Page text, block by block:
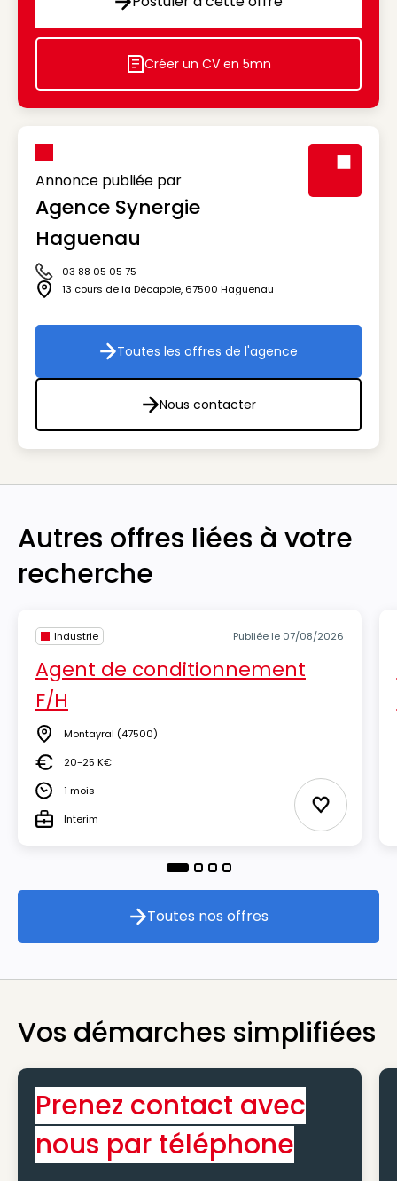
Postuler à cette offre
Icon decorative
Créer un CV en 5mn
Annonce publiée par
Agence Synergie
Haguenau
Icône téléphone
03 88 05 05 75
Icône adresse
13 cours de la Décapole, 67500 Haguenau
Toutes les offres de l'agence
Toutes les offres de l'agence
Nous contacter
Nous contacter
Autres offres liées à votre
recherche
Industrie Publiée le 07/08/2026
Agent de conditionnement
F/H
Lieu Montayral (47500)
Salaire20-25 K€
Durée1 mois
TypeInterim Ajouter
Toutes nos offres
Toutes nos offres
Vos démarches simplifiées
Prenez contact avec
nous par téléphone